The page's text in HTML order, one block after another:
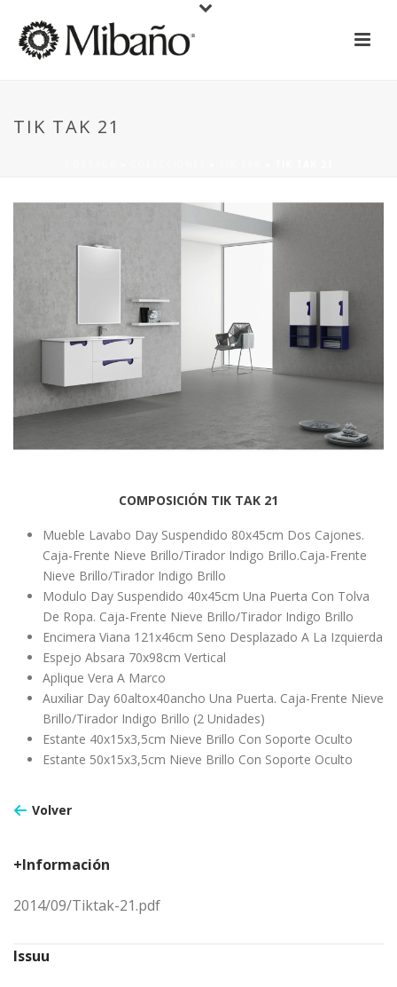
TIK TAK 21
COMPOSICIÓN TIK TAK 21
Mueble Lavabo Day Suspendido 80x45cm Dos Cajones.
Caja-Frente Nieve Brillo/Tirador Indigo Brillo.Caja-Frente
Nieve Brillo/Tirador Indigo Brillo
Modulo Day Suspendido 40x45cm Una Puerta Con Tolva
De Ropa. Caja-Frente Nieve Brillo/Tirador Indigo Brillo
Encimera Viana 121x46cm Seno Desplazado A La Izquierda
Espejo Absara 70x98cm Vertical
Aplique Vera A Marco
Auxiliar Day 60altox40ancho Una Puerta. Caja-Frente Nieve
Brillo/Tirador Indigo Brillo (2 Unidades)
Estante 40x15x3,5cm Nieve Brillo Con Soporte Oculto
Estante 50x15x3,5cm Nieve Brillo Con Soporte Oculto
Volver
+Información
2014/09/Tiktak-21.pdf
Issuu